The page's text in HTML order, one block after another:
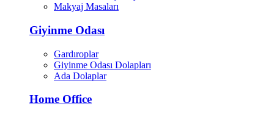
Makyaj Masaları
Giyinme Odası
Gardıroplar
Giyinme Odası Dolapları
Ada Dolaplar
Home Office